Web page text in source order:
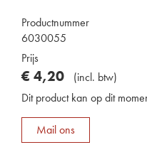
Productnummer
6030055
Prijs
€ 4,20 (incl. btw)
Dit product kan op dit
Mail ons